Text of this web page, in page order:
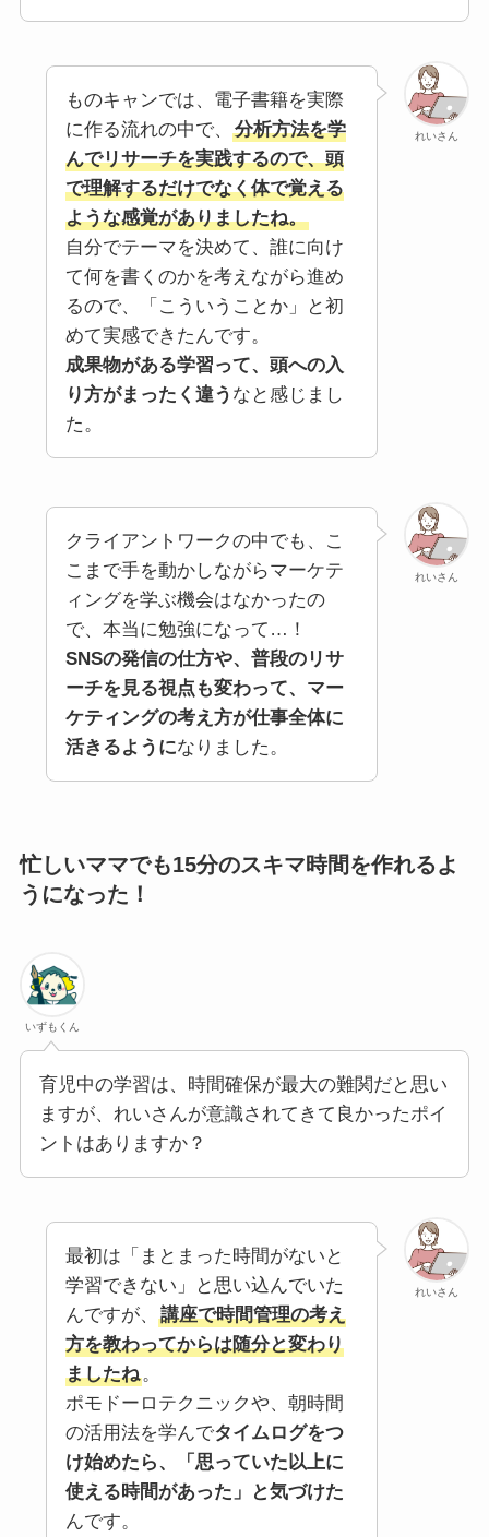
れいさん
ものキャンでは、電子書籍を実際
に作る流れの中で、
分析方法を学
んでリサーチを実践するので、頭
で理解するだけでなく体で覚える
ような感覚がありましたね。
自分でテーマを決めて、誰に向け
て何を書くのかを考えながら進め
るので、「こういうことか」と初
めて実感できたんです。
成果物がある学習って、頭への入
り方がまったく違う なと感じまし
た。
れいさん
クライアントワークの中でも、こ
こまで手を動かしながらマーケテ
ィングを学ぶ機会はなかったの
で、本当に勉強になって…！
SNSの発信の仕方や、普段のリサ
ーチを見る視点も変わって、マー
ケティングの考え方が仕事全体に
活きるようになりました。
忙しいママでも15分のスキマ時間を作れるよ
うになった！
いずもくん
育児中の学習は、時間確保が最大の難関だと思い
ますが、れいさんが意識されてきて良かったポイ
ントはありますか？
れいさん
最初は「まとまった時間がないと
学習できない」と思い込んでいた
んですが、
講座で時間管理の考え
方を教わってからは随分と変わり
ましたね。
ポモドーロテクニックや、朝時間
の活用法を学んでタイムログをつ
け始めたら、「思っていた以上に
使える時間があった」と気づけた
んです。